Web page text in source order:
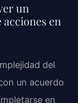
un
en
del
un acuerdo
en